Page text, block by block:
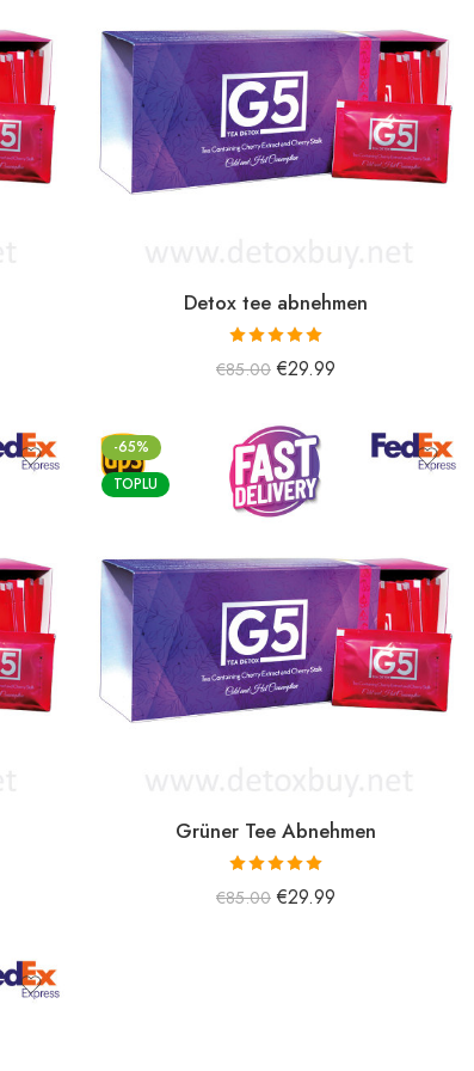
Detox tee abnehmen
5 üzerinden
€85.00 €29.99
-65%
TOPLU
Grüner Tee Abnehmen
5 üzerinden
€85.00 €29.99